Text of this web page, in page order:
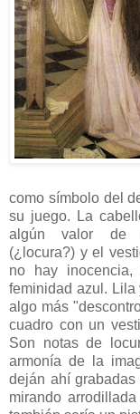
como símbolo del
su juego. La
algún valor de
(¿locura?) y el
no hay
feminidad azul. Lila
algo más
cuadro con un
Son notas de
armonía de la
deján ahí
mirando